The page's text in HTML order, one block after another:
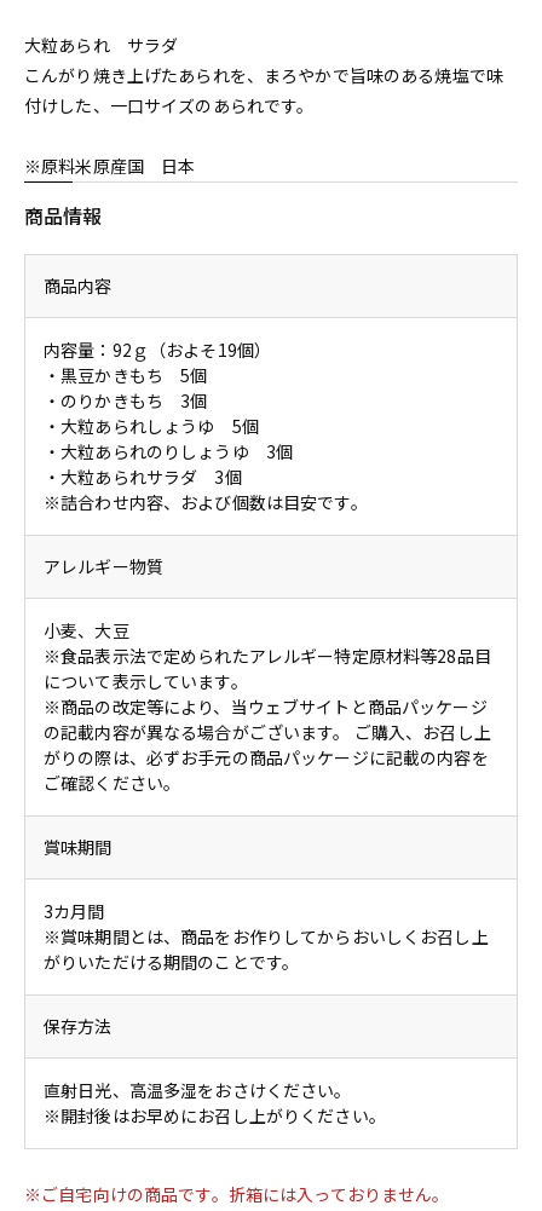
大粒あられ サラダ
こんがり焼き上げたあられを、まろやかで旨味のある焼塩で味
付けした、一口サイズのあられです。
※原料米原産国 日本
商品情報
商品内容
内容量：92ｇ（およそ19個）
・黒豆かきもち 5個
・のりかきもち 3個
・大粒あられしょうゆ 5個
・大粒あられのりしょうゆ 3個
・大粒あられサラダ 3個
※詰合わせ内容、および個数は目安です。
アレルギー物質
小麦、大豆
※食品表示法で定められたアレルギー特定原材料等28品目
について表示しています。
※商品の改定等により、当ウェブサイトと商品パッケージ
の記載内容が異なる場合がございます。 ご購入、お召し上
がりの際は、必ずお手元の商品パッケージに記載の内容を
ご確認ください。
賞味期間
3カ月間
※賞味期間とは、商品をお作りしてからおいしくお召し上
がりいただける期間のことです。
保存方法
直射日光、高温多湿をおさけください。
※開封後はお早めにお召し上がりください。
※ご自宅向けの商品です。折箱には入っておりません。